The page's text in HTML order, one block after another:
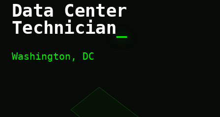
Data Center
Technician
Washington, DC